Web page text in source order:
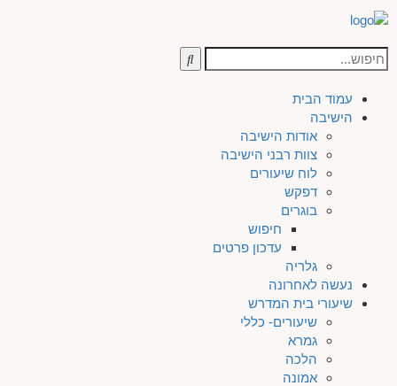
עמוד הבית
הישיבה
אודות הישיבה
צוות רבני הישיבה
לוח שיעורים
דפקש
בוגרים
חיפוש
עדכון פרטים
גלריה
נעשה לאחרונה
שיעורי בית המדרש
שיעורים- כללי
גמרא
הלכה
אמונה